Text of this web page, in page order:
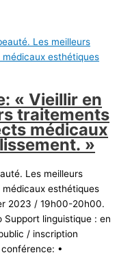
« Vieillir en
traitements
médicaux
»
Les meilleurs
esthétiques
2023 / 19h00-20h00.
Support linguistique : en
/ inscription
•